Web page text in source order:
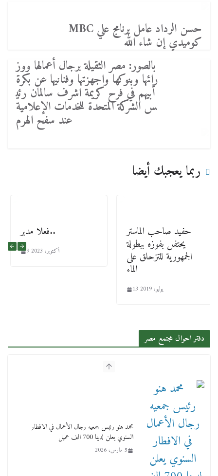
حسن الرداد عامل برنامج علي MBC
كوميدي إن شاء الله
بالصور: مصر الثقيلة برجال أعمالها ووز
رائها وبنوكها واجهزتها وفنانيها عن بكرة
أبيهم في فرح كريمة اشرف سالمان رئي
س الشركة المتحدة للخدمات الإعلامية
عند سفح الهرم
ربما يعجبك أيضا
فعلا مدبر..
9 أكتوبر، 2023
حفيد صاحب الماستر
يحتفل بفوزه ببطولة
الجمهورية للتزحلق على
الماء
13 يوليو، 2019
دفتر احوال مجتمع مصر
السنوي يعلن لدينا 700 الف عميل
5 مارس، 2026